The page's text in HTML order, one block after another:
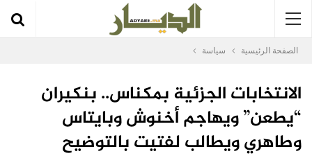
الصفحة الرئيسية سياسة
الانتخابات الجزئية بمكناس.. بنكيران
“يطعن” ويهاجم أخنوش وبايتاس
وطاهري ويطالب لفتيت بالتوضيح